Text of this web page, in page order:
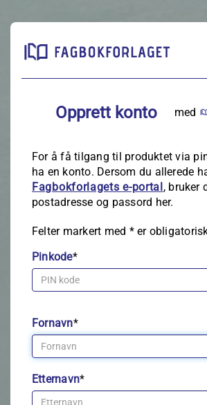
Opprett konto med
For å få tilgang til produktet via
ha en konto. Dersom du allerede
Fagbokforlagets e‑portal, bruker
postadresse og passord her.
Felter markert med *er
Pinkode*
Fornavn*
Etternavn*